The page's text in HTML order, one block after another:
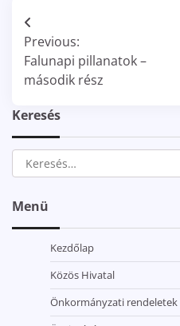
Bejegyzés
navigáció
Previous:
Falunapi pillanatok –
második rész
Keresés
Keresés:
Menü
Kezdőlap
Közös Hivatal
Önkormányzati rendeletek